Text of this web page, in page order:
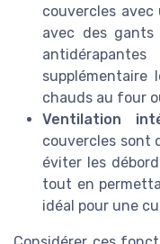
couvercles avec
avec des gants
supplémentaire
chauds au four
Ventilation
couvercles sont
éviter les
tout en
idéal pour une
＋ Flexibleet
＋ Multi-
différents
＋ Facile à
＋ Écologiqueet
Voir l'offre